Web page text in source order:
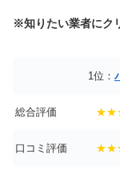
※知りたい業者にク
1位：
総合評価
口コミ評価